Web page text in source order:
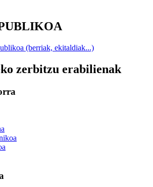
(berriak, ekitaldiak...)
zerbitzu erabilienak